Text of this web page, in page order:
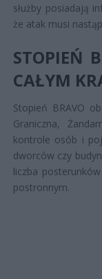
służby posiadają
że atak musi
STOPIEŃ
CAŁYM
Stopień BRAVO
Graniczna,
kontrole osób i
dworców czy
liczba
postronnym.